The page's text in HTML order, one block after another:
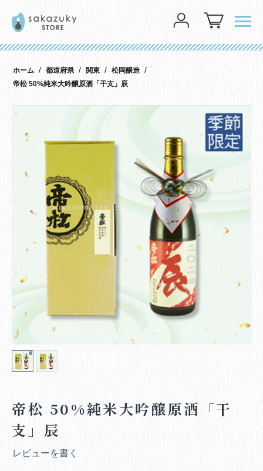
ログイン メニ
ホーム / 都道府県 / 関東 / 松岡醸造 /
帝松 50%純米大吟醸原酒「干支」辰
帝松 50%純米大吟醸原酒「干
支」辰
レビューを書く